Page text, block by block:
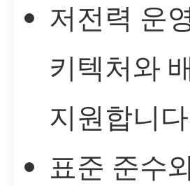
저전력 운
키텍처와
지원합니
표준 준수